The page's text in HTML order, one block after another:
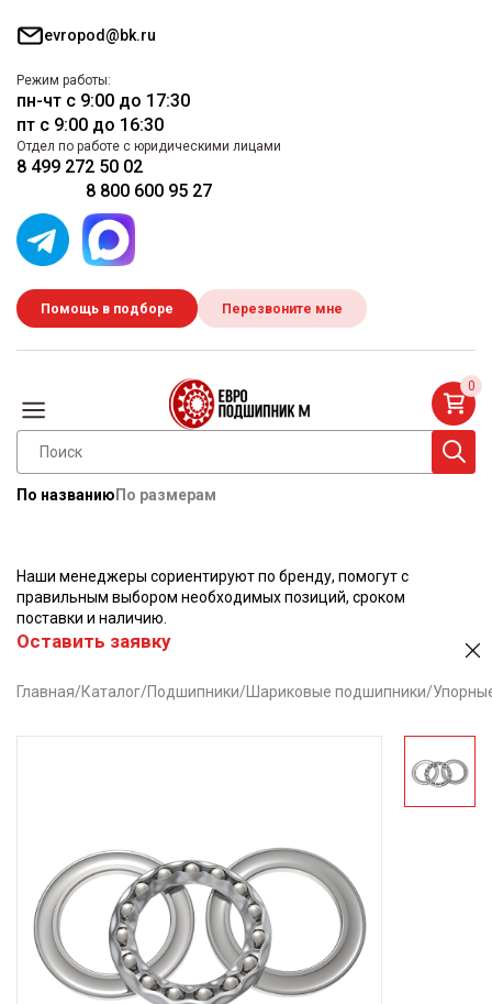
evropod@bk.ru
Режим работы:
пн-чт с 9:00 до 17:30
пт с 9:00 до 16:30
Отдел по работе с юридическими лицами
8 499 272 50 02
8 800 600 95 27
Помощь в подборе Перезвоните мне
По названию По размерам
0
Наши менеджеры сориентируют по бренду, помогут с
правильным выбором необходимых позиций, сроком
поставки и наличию.
Оставить заявку
Главная/Каталог/Подшипники/ Шариковые подшипники/